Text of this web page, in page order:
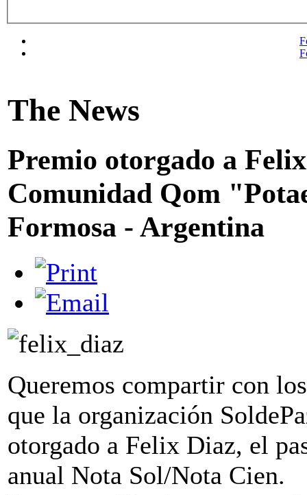
The News
Premio otorgado a
Comunidad Qom
Formosa - Argentina
Queremos compartir con
que la organización
otorgado a Felix Diaz, el
anual Nota Sol/Nota Cien.